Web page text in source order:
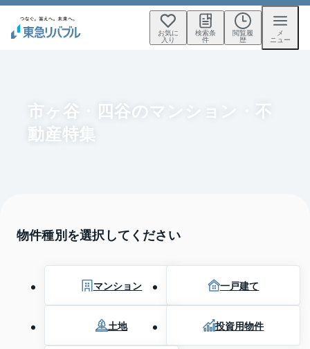
お気に
入り
検索条
件
閲覧履
歴
メ
ニュー
市ヶ谷・四谷のマンション・不
動産特集
物件種別を選択してください
マンション 一戸建て
土地 投資用物件